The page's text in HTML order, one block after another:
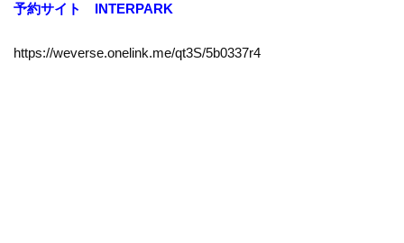
予約サイト INTERPARK
https://weverse.onelink.me/qt3S/5b0337r4